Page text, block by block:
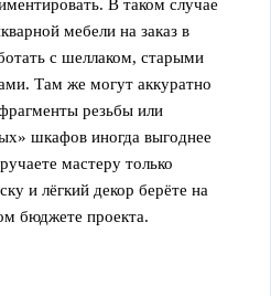
В таком случае
мебели на заказ в
с шеллаком, старыми
Там же могут аккуратно
резьбы или
шкафов иногда выгоднее
мастеру только
и лёгкий декор берёте на
бюджете проекта.